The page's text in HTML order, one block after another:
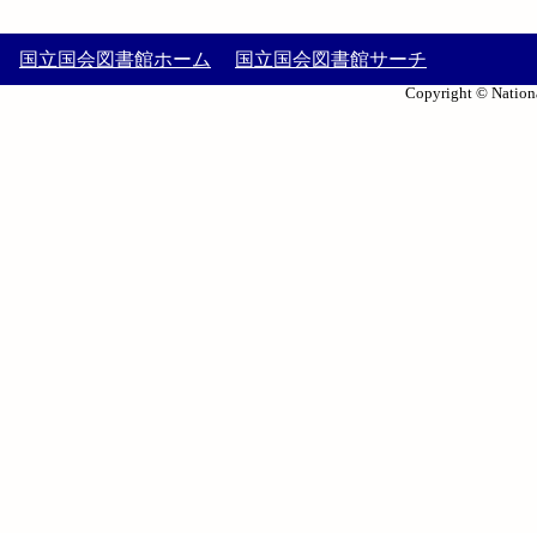
国立国会図書館ホーム 国立国会図書館サーチ
Copyright ©